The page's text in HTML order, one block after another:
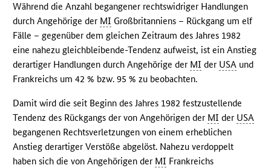
Während die Anzahl begangener rechtswidriger Handlungen
durch Angehörige der MI Großbritanniens – Rückgang um elf
Fälle – gegenüber dem gleichen Zeitraum des Jahres 1982
eine nahezu gleichbleibende-Tendenz aufweist, ist ein Anstieg
derartiger Handlungen durch Angehörige der MI der USA und
Frankreichs um 42 % bzw. 95 % zu beobachten.
Damit wird die seit Beginn des Jahres 1982 festzustellende
Tendenz des Rückgangs der von Angehörigen der MI der USA
begangenen Rechtsverletzungen von einem erheblichen
Anstieg derartiger Verstöße abgelöst. Nahezu verdoppelt
haben sich die von Angehörigen der MI Frankreichs